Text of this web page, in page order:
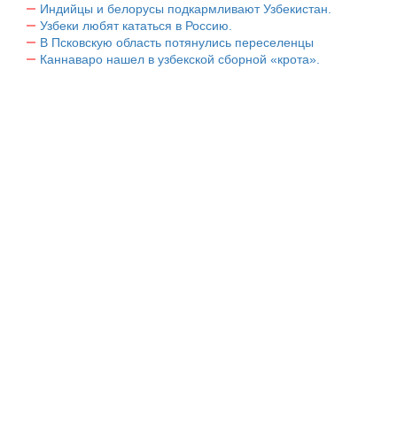
Индийцы и белорусы подкармливают Узбекистан.
Узбеки любят кататься в Россию.
В Псковскую область потянулись переселенцы
Каннаваро нашел в узбекской сборной «крота».